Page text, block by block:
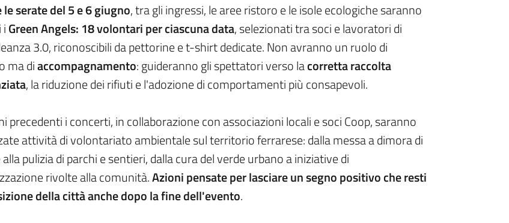
serate del 5 e 6 giugno, tra gli ingressi, le aree ristoro e le isole ecologiche saranno
iGreen Angels: 18 volontari per ciascuna data, selezionati tra soci e lavoratori di
3.0, riconoscibili da pettorine e t-shirt dedicate. Non avranno un ruolo di
ma diaccompagnamento: guideranno gli spettatori verso lacorretta raccolta
, la riduzione dei rifiuti e l'adozione di comportamenti più consapevoli.
precedenti i concerti, in collaborazione con associazioni locali e soci Coop, saranno
attività di volontariato ambientale sul territorio ferrarese: dalla messa a dimora di
pulizia di parchi e sentieri, dalla cura del verde urbano a iniziative di
rivolte alla comunità.Azioni pensate per lasciare un segno positivo che resti
della città anche dopo la fine dell'evento.